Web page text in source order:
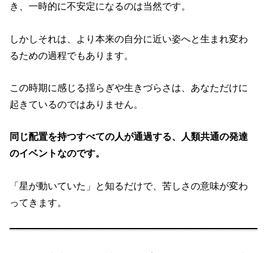
き、一時的に不安定になるのは当然です。
しかしそれは、より本来の自分に近い姿へと生まれ変わ
るための過程でもあります。
この時期に感じる揺らぎや生きづらさは、あなただけに
起きているのではありません。
同じ配置を持つすべての人が通過する、人類共通の発達
のイベントなのです。
「星が動いていた」と知るだけで、苦しさの意味が変わ
ってきます。